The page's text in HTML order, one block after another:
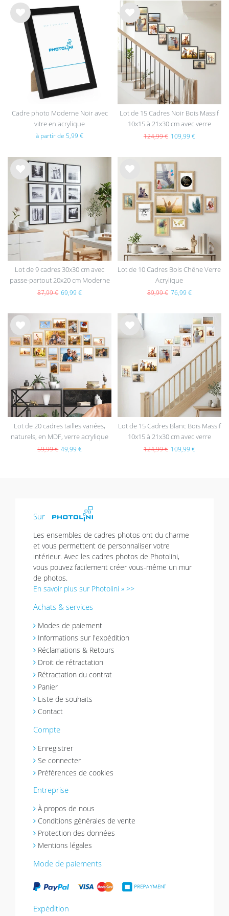
List
e de
Cadre photo Moderne Noir avec
vitre en acrylique
à partir de 5,99 €
List
e de
sou
hait
s
Lot de 15 Cadres Noir Bois Massif
10x15 à 21x30 cm avec verre
acrylique
124,99 € 109,99 €
List
hait
s
Lot de 9 cadres 30x30 cm avec
passe-partout 20x20 cm Moderne
Noir en MDF avec vitre en
87,99 € 69,99 €
sou
hait
Lot de 10 Cadres Bois Chêne Verre
Acrylique
89,99 € 76,99 €
List
e de
sou
Lot de 20 cadres tailles variées,
naturels, en MDF, verre acrylique
59,99 € 49,99 €
List
hait
s
Lot de 15 Cadres Blanc Bois Massif
10x15 à 21x30 cm avec verre
acrylique
124,99 € 109,99 €
Sur
Les ensembles de cadres photos ont du charme
et vous permettent de personnaliser votre
intérieur. Avec les cadres photos de Photolini,
vous pouvez facilement créer vous-même un mur
de photos.
En savoir plus sur Photolini » >>
Achats & services
Modes de paiement
Informations sur l'expédition
Réclamations & Retours
Droit de rétractation
Rétractation du contrat
Panier
Liste de souhaits
Contact
Compte
Enregistrer
Se connecter
Préférences de cookies
Entreprise
À propos de nous
Conditions générales de vente
Protection des données
Mentions légales
Mode de paiements
Expédition